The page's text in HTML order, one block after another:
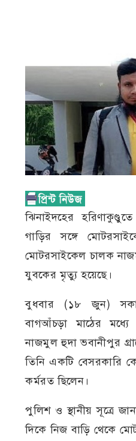
ঝিনাইদহের হরিণাকুণ্ডুতে
গাড়ির সঙ্গে
মোটরসাইকেল চালক
যুবকের মৃত্যু হয়েছে।
বুধবার (১৮ জুন)
বাগআঁচড়া মাঠের
নাজমুল হুদা ভবানীপুর
তিনি একটি বেসরকারি
কর্মরত ছিলেন।
পুলিশ ও স্থানীয় সূত্রে
দিকে নিজ বাড়ি থেকে